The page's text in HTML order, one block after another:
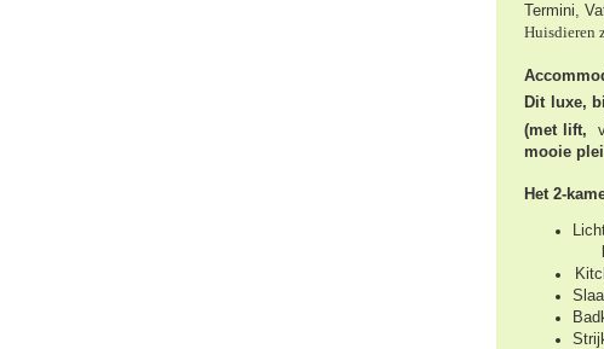
Termini,
Huisdieren
Dit luxe,
(met lift,
mooie
Het 2-